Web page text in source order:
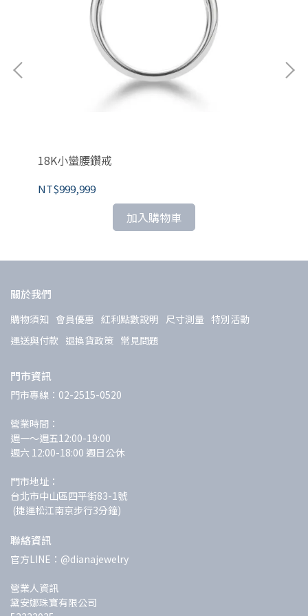
18K小蠻腰鑽戒
NT$999,999
加入購物車
關於我們
購物須知 會員優惠 紅利點數說明 尺寸測量 特別活動
運送與付款 退換貨政策 常見問題
門市資訊
門市專線：02-2515-0520
營業時間：
週一～週五12:00-19:00
週六 12:00-18:00 週日公休
門市地址：
台北市中山區四平街83-1號
(捷運松江南京步行3分鐘)
聯絡資訊
官方LINE：@dianajewelry
營業人資訊
黛安娜珠寶有限公司